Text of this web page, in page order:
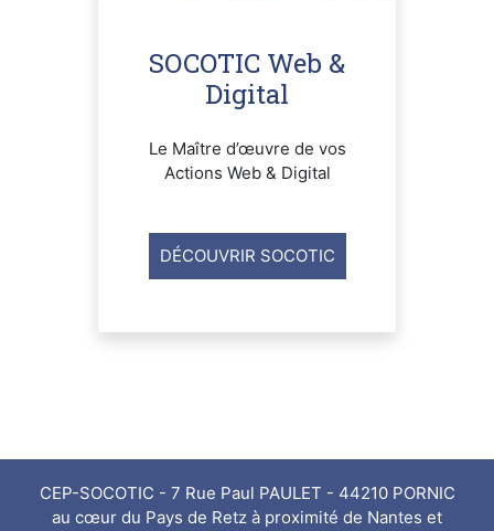
SOCOTIC Web &
Digital
Le Maître d’œuvre de vos
Actions Web & Digital
DÉCOUVRIR SOCOTIC
CEP-SOCOTIC - 7 Rue Paul PAULET - 44210 PORNIC
au cœur du Pays de Retz à proximité de Nantes et